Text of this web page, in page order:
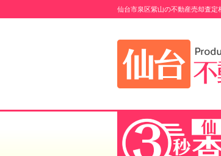
仙台市泉区紫山の不動産売却査